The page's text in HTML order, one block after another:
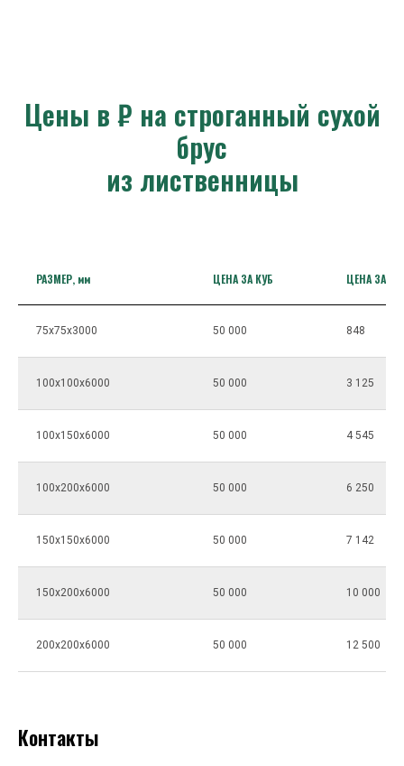
Цены в ₽ на строганный сухой
брус
из лиственницы
РАЗМЕР, мм ЦЕНА ЗА КУБ ЦЕНА ЗА ШТ
75х75х3000 50 000 848
100х100х6000 50 000 3 125
100х150х6000 50 000 4 545
100х200х6000 50 000 6 250
150х150х6000 50 000 7 142
150х200х6000 50 000 10 000
200х200х6000 50 000 12 500
Контакты